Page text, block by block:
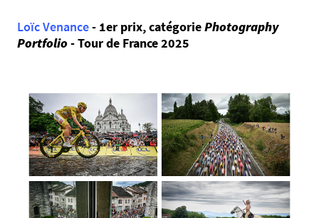
Loïc Venance- 1er prix, catégoriePhotography
Portfolio- Tour de France 2025